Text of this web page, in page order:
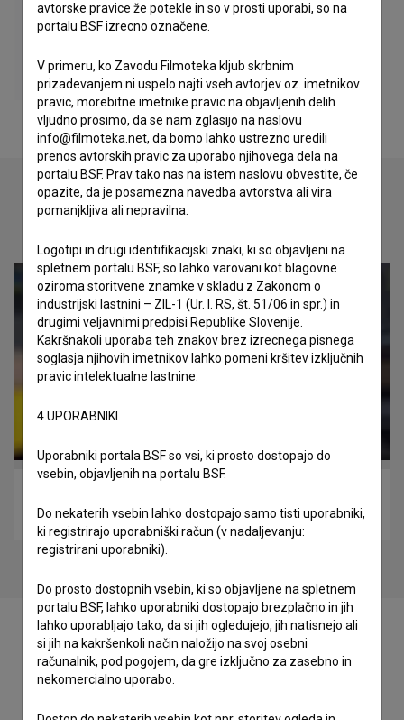
komedija
Zasedba
avtorske pravice že potekle in so v prosti uporabi, so na
portalu BSF izrecno označene.
V primeru, ko Zavodu Filmoteka kljub skrbnim
prizadevanjem ni uspelo najti vseh avtorjev oz. imetnikov
pravic, morebitne imetnike pravic na objavljenih delih
vljudno prosimo, da se nam zglasijo na naslovu
info@filmoteka.net, da bomo lahko ustrezno uredili
prenos avtorskih pravic za uporabo njihovega dela na
portalu BSF. Prav tako nas na istem naslovu obvestite, če
opazite, da je posamezna navedba avtorstva ali vira
pomanjkljiva ali nepravilna.
Logotipi in drugi identifikacijski znaki, ki so objavljeni na
spletnem portalu BSF, so lahko varovani kot blagovne
oziroma storitvene znamke v skladu z Zakonom o
industrijski lastnini – ZIL-1 (Ur. l. RS, št. 51/06 in spr.) in
drugimi veljavnimi predpisi Republike Slovenije.
Kakršnakoli uporaba teh znakov brez izrecnega pisnega
soglasja njihovih imetnikov lahko pomeni kršitev izključnih
pravic intelektualne lastnine.
4.UPORABNIKI
Uporabniki portala BSF so vsi, ki prosto dostopajo do
vsebin, objavljenih na portalu BSF.
Do nekaterih vsebin lahko dostopajo samo tisti uporabniki,
ki registrirajo uporabniški račun (v nadaljevanju:
registrirani uporabniki).
Do prosto dostopnih vsebin, ki so objavljene na spletnem
portalu BSF, lahko uporabniki dostopajo brezplačno in jih
lahko uporabljajo tako, da si jih ogledujejo, jih natisnejo ali
si jih na kakršenkoli način naložijo na svoj osebni
računalnik, pod pogojem, da gre izključno za zasebno in
nekomercialno uporabo.